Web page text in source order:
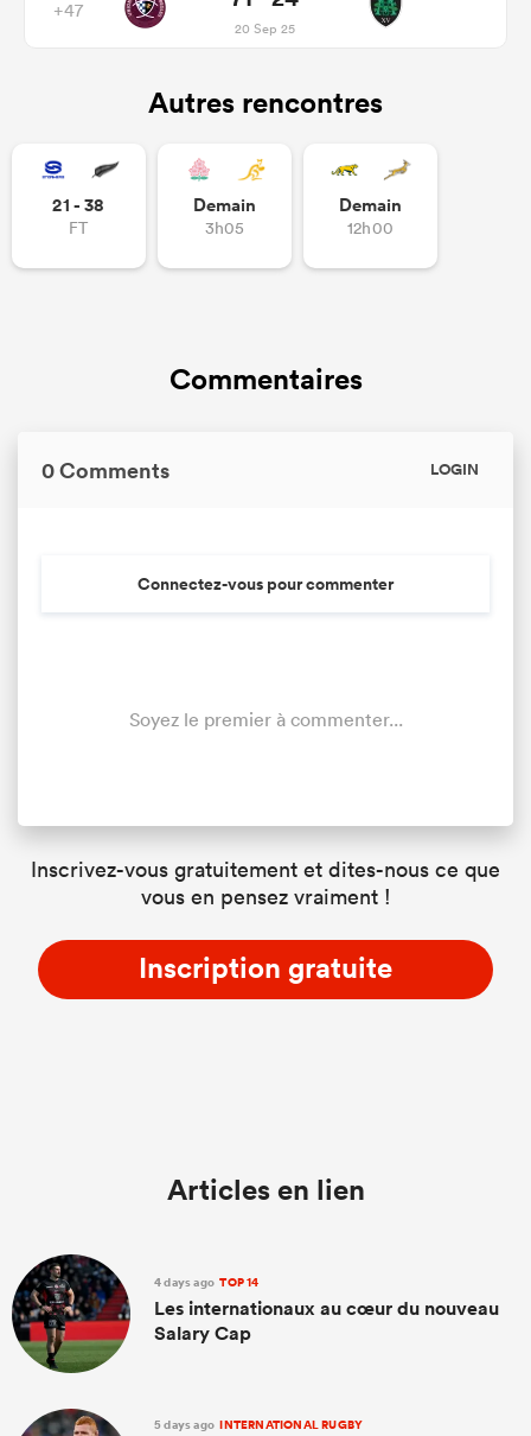
+47
20 Sep 25
Autres rencontres
21 - 38
FT
Demain
3h05
Demain
12h00
Commentaires
0 Comments LOGIN
Connectez-vous pour commenter
Soyez le premier à commenter...
Inscrivez-vous gratuitement et dites-nous ce que
vous en pensez vraiment !
Inscription gratuite
Articles en lien
4 days ago TOP 14
Les internationaux au cœur du nouveau
Salary Cap
5 days ago INTERNATIONAL RUGBY